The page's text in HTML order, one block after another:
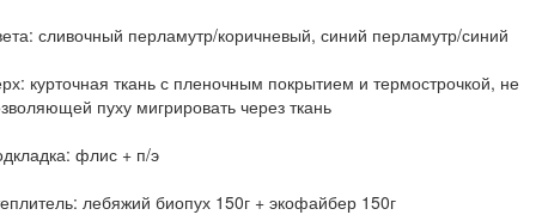
сливочный перламутр/коричневый, синий перламутр/синий
курточная ткань с пленочным покрытием и термострочкой, не
пуху мигрировать через ткань
флис + п/э
лебяжий биопух 150г + экофайбер 150г